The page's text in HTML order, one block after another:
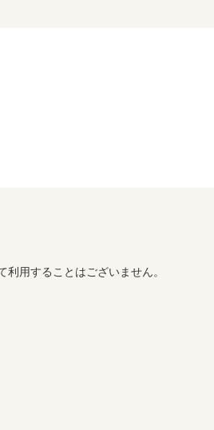
用することはございません。